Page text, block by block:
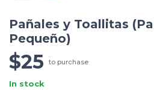
Pañales y Toallitas
Pequeño)
$25 to purchase
In stock